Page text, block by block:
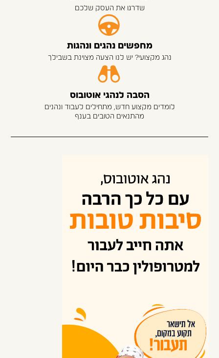
שדרגו את העסק שלכם
מחפשים נהגים ונהגות
נהג מקצועי? יש לנו הצעה מצוינת בשבילך
הסבה לנהגי אוטובוס
לומדים מקצוע חדש, מתחילים לעבוד ונהנים
מהתנאים הטובים בענף